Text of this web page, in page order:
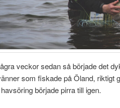
veckor sedan så började det
som fiskade på Öland, riktigt
började pirra till igen.